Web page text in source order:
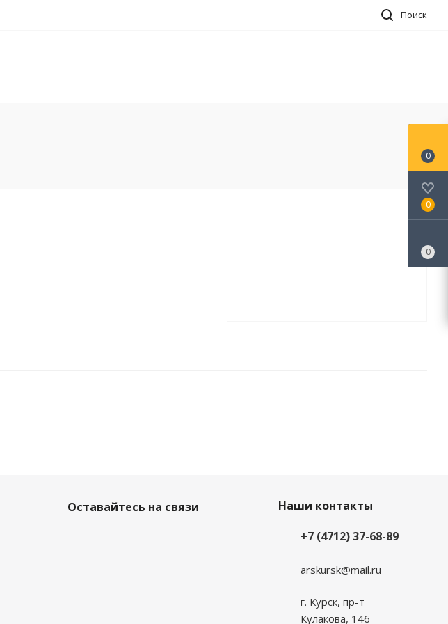
Поиск
Оставайтесь на связи
Наши контакты
+7 (4712) 37-68-89
arskursk@mail.ru
г. Курск, пр-т
Кулакова, 146
0
0
0